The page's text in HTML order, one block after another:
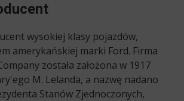
wysokiej klasy pojazdów,
amerykańskiej marki Ford. Firma
została założona w 1917
M. Lelanda, a nazwę nadano
Stanów Zjednoczonych,